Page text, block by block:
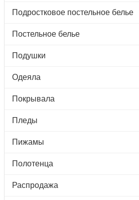
Подростковое постельное белье
Постельное белье
Подушки
Одеяла
Покрывала
Пледы
Пижамы
Полотенца
Распродажа